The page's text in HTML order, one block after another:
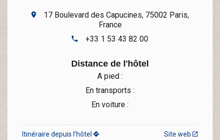
17 Boulevard des Capucines, 75002 Paris,
France
+33 1 53 43 82 00
Distance de l'hôtel
A pied :
En transports :
En voiture :
Site web
Itinéraire depuis l’hôtel